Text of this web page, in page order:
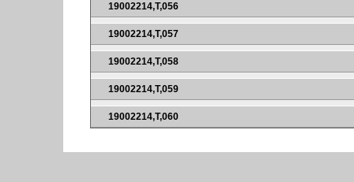
19002214,T,056
19002214,T,057
19002214,T,058
19002214,T,059
19002214,T,060